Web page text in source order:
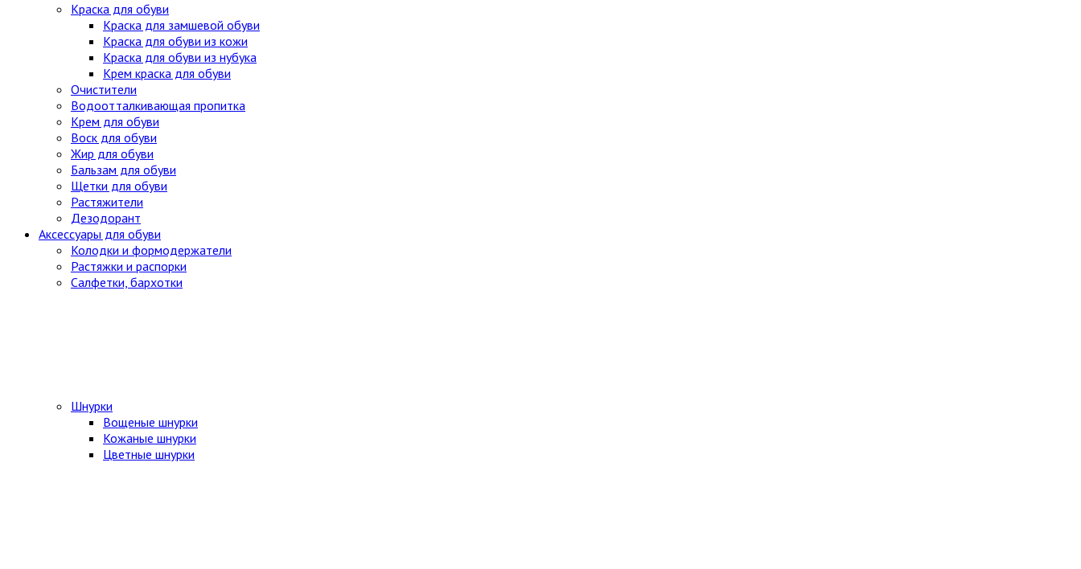
Краска для обуви
Краска для замшевой обуви
Краска для обуви из кожи
Краска для обуви из нубука
Крем краска для обуви
Очистители
Водоотталкивающая пропитка
Крем для обуви
Воск для обуви
Жир для обуви
Бальзам для обуви
Щетки для обуви
Растяжители
Дезодорант
Аксессуары для обуви
Колодки и формодержатели
Растяжки и распорки
Салфетки, бархотки
Шнурки
Вощеные шнурки
Кожаные шнурки
Цветные шнурки